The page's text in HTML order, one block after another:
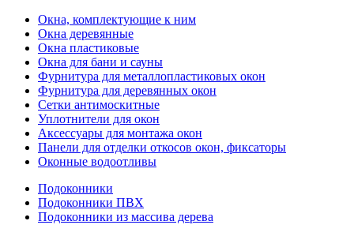
Окна, комплектующие к ним
Окна деревянные
Окна пластиковые
Окна для бани и сауны
Фурнитура для металлопластиковых окон
Фурнитура для деревянных окон
Сетки антимоскитные
Уплотнители для окон
Аксессуары для монтажа окон
Панели для отделки откосов окон, фиксаторы
Оконные водоотливы
Подоконники
Подоконники ПВХ
Подоконники из массива дерева